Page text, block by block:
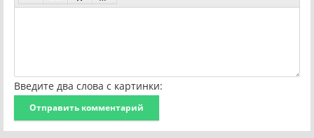
Введите два слова с картинки:
Отправить комментарий